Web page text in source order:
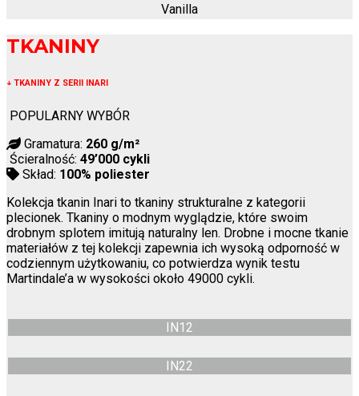
Vanilla
TKANINY
↓ TKANINY Z SERII INARI
POPULARNY WYBÓR
Gramatura: 260 g/m²
Ścieralność: 49’000 cykli
Skład: 100% poliester
Kolekcja tkanin Inari to tkaniny strukturalne z kategorii
plecionek. Tkaniny o modnym wyglądzie, które swoim
drobnym splotem imitują naturalny len. Drobne i mocne tkanie
materiałów z tej kolekcji zapewnia ich wysoką odporność w
codziennym użytkowaniu, co potwierdza wynik testu
Martindale’a w wysokości około 49000 cykli.
IN12
IN22